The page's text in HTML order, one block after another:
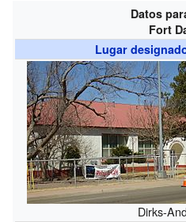
Datos
Fort
Lugar
Dirks-